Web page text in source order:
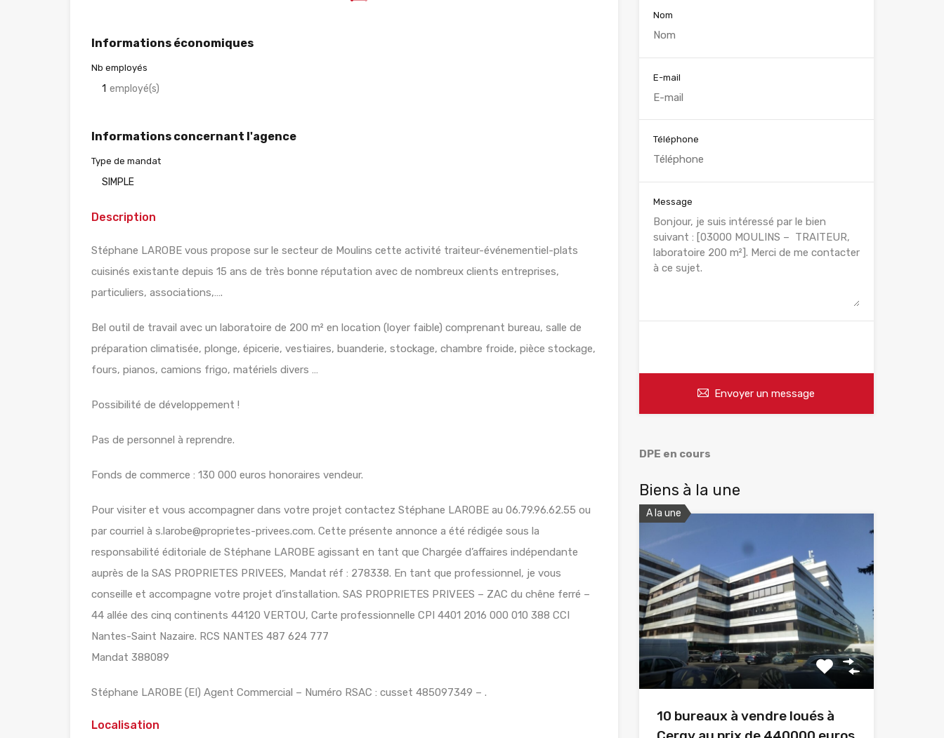
Informations économiques
Nb employés
1 employé(s)
Informations concernant l'agence
Type de mandat
SIMPLE
Description
Stéphane LAROBE vous propose sur le secteur de Moulins cette activité traiteur-événementiel-plats
cuisinés existante depuis 15 ans de très bonne réputation avec de nombreux clients entreprises,
particuliers, associations,….
Bel outil de travail avec un laboratoire de 200 m² en location (loyer faible) comprenant bureau, salle de
préparation climatisée, plonge, épicerie, vestiaires, buanderie, stockage, chambre froide, pièce stockage,
fours, pianos, camions frigo, matériels divers …
Possibilité de développement !
Pas de personnel à reprendre.
Fonds de commerce : 130 000 euros honoraires vendeur.
Pour visiter et vous accompagner dans votre projet contactez Stéphane LAROBE au 06.79.96.62.55 ou
par courriel à s.larobe@proprietes-privees.com. Cette présente annonce a été rédigée sous la
responsabilité éditoriale de Stéphane LAROBE agissant en tant que Chargée d’affaires indépendante
auprès de la SAS PROPRIETES PRIVEES, Mandat réf : 278338. En tant que professionnel, je vous
conseille et accompagne votre projet d’installation. SAS PROPRIETES PRIVEES – ZAC du chêne ferré –
44 allée des cinq continents 44120 VERTOU, Carte professionnelle CPI 4401 2016 000 010 388 CCI
Nantes-Saint Nazaire. RCS NANTES 487 624 777
Mandat 388089
Stéphane LAROBE (EI) Agent Commercial – Numéro RSAC : cusset 485097349 – .
Localisation
Nom
E-mail
Téléphone
Message
Envoyer un message
DPE en cours
Biens à la une
A la une
10 bureaux à vendre loués à